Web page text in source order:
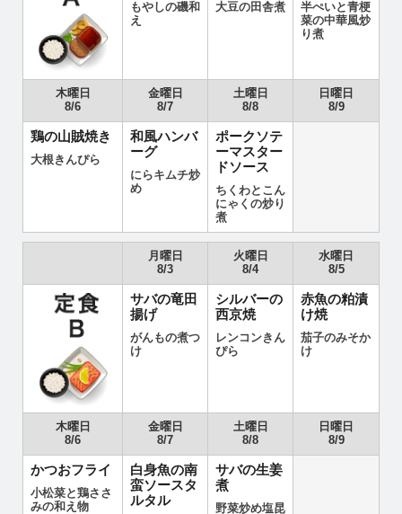
もやしの磯和
え
大豆の田舎煮
半ぺいと青梗
菜の中華風炒
り煮
木曜日
8/6
金曜日
8/7
土曜日
8/8
日曜日
8/9
鶏の山賊焼き
大根きんぴら
和風ハンバ
ーグ
にらキムチ炒
め
ポークソテ
ーマスター
ドソース
ちくわとこん
にゃくの炒り
煮
月曜日
8/3
火曜日
8/4
水曜日
8/5
サバの竜田
揚げ
がんもの煮つ
け
シルバーの
西京焼
レンコンきん
ぴら
赤魚の粕漬
け焼
茄子のみそか
け
木曜日
8/6
金曜日
8/7
土曜日
8/8
日曜日
8/9
かつおフライ
小松菜と鶏ささ
みの和え物
白身魚の南
蛮ソースタ
ルタル
サバの生姜
煮
野菜炒め塩昆